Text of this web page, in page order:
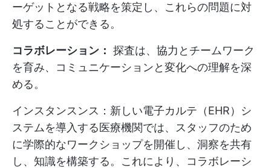
ーゲットとなる戦略を策定し、これらの問題に対
処することができる。
コラボレーション： 探査は、協力とチームワーク
を育み、コミュニケーションと変化への理解を深
める。
インスタンスンス：新しい電子カルテ（EHR）シ
ステムを導入する医療機関では、スタッフのため
に学際的なワークショップを開催し、洞察を共有
し、知識を構築する。これにより、コラボレーシ